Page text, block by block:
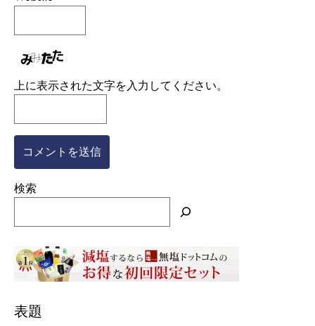
上に表示された文字を入力してください。
検索
表題